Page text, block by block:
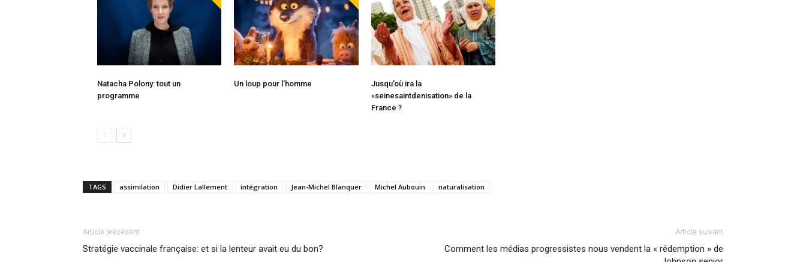
Natacha Polony: tout un
programme
Un loup pour l’homme
Jusqu’où ira la
«seinesaintdenisation» de la
France ?
TAGS assimilation Didier Lallement intégration Jean-Michel Blanquer Michel Aubouin naturalisation
Article précédent
Stratégie vaccinale française: et si la lenteur avait eu du bon?
Article suivant
Comment les médias progressistes nous vendent la « rédemption » de